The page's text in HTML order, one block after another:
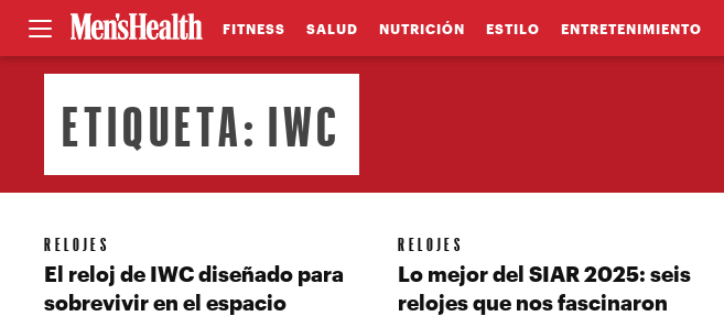
FITNESS SALUD NUTRICIÓN ESTILO ENTRETENIMIENTO
ETIQUETA: IWC
RELOJES
El reloj de IWC diseñado para
sobrevivir en el espacio
RELOJES
Lo mejor del SIAR 2025: seis
relojes que nos fascinaron